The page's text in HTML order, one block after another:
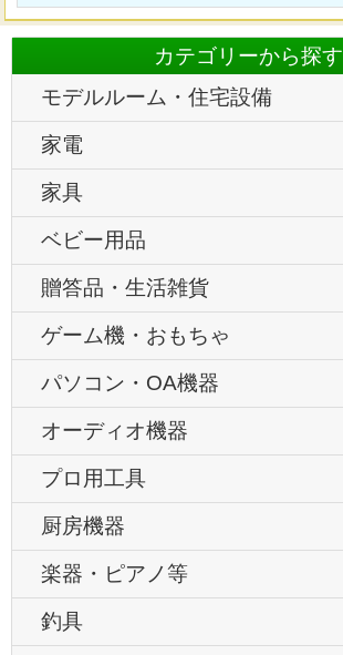
カテゴリーから探す
モデルルーム・住宅設備
家電
家具
ベビー用品
贈答品・生活雑貨
ゲーム機・おもちゃ
パソコン・OA機器
オーディオ機器
プロ用工具
厨房機器
楽器・ピアノ等
釣具